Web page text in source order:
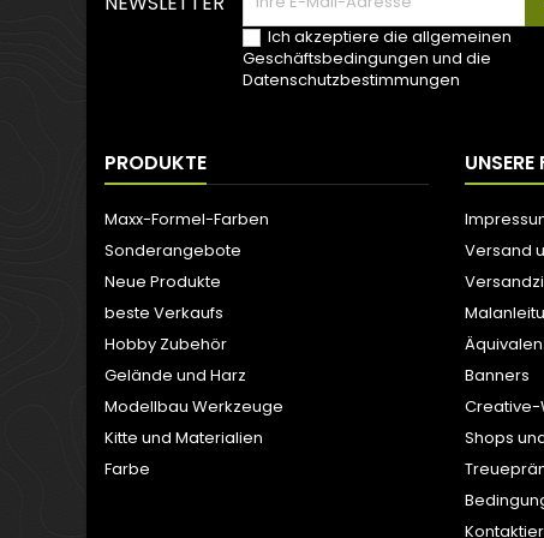
Ich akzeptiere die allgemeinen
Geschäftsbedingungen und die
Datenschutzbestimmungen
PRODUKTE
Maxx-Formel-Farben
Sonderangebote
Neue Produkte
beste Verkaufs
Hobby Zubehör
Gelände und Harz
Modellbau Werkzeuge
Kitte und Materialien
Farbe
UNSERE
Versand
Banners
Creative-
Shops